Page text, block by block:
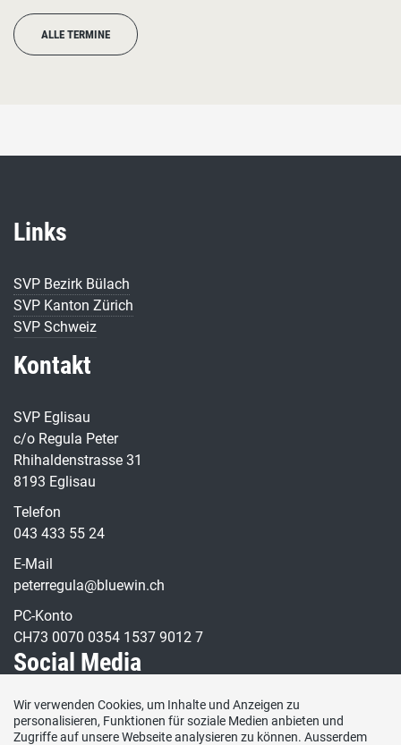
ALLE TERMINE
Links
SVP Bezirk Bülach
SVP Kanton Zürich
SVP Schweiz
Kontakt
SVP Eglisau
c/o Regula Peter
Rhihaldenstrasse 31
8193 Eglisau
Telefon
043 433 55 24
E-Mail
peterregula@bluewin.ch
PC-Konto
CH73 0070 0354 1537 9012 7
Social Media
Besuchen Sie uns bei:
Wir verwenden Cookies, um Inhalte und Anzeigen zu
personalisieren, Funktionen für soziale Medien anbieten und
Zugriffe auf unsere Webseite analysieren zu können. Ausserdem